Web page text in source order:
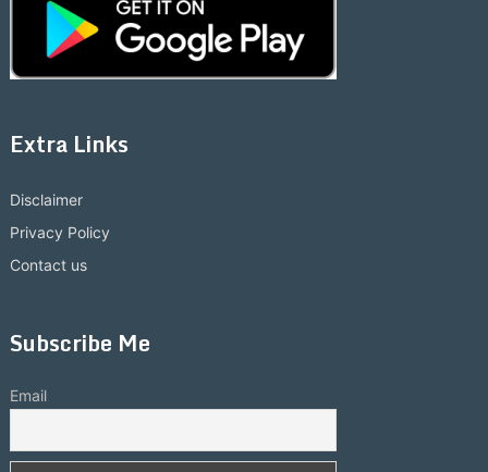
Extra Links
Disclaimer
Privacy Policy
Contact us
Subscribe Me
Email